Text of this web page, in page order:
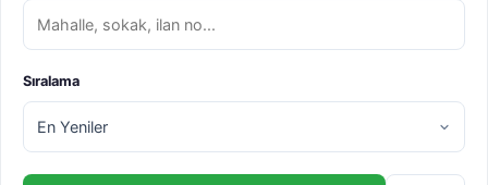
Sıralama
küçük bütçelerle büyük gelecek planları yapanlar için en
mantıklı giriş noktalarından biri.